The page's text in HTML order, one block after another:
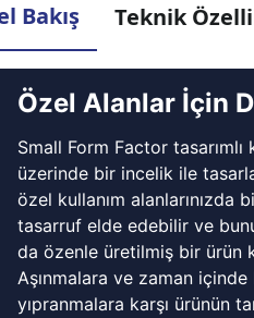
Bakış Teknik
Özel Alanlar İçin
Small Form Factor
üzerinde bir incelik ile
özel kullanım alanlarınızda
tasarruf elde edebilir ve
da özenle üretilmiş bir ürün
Aşınmalara ve zaman
yıpranmalara karşı ürünün